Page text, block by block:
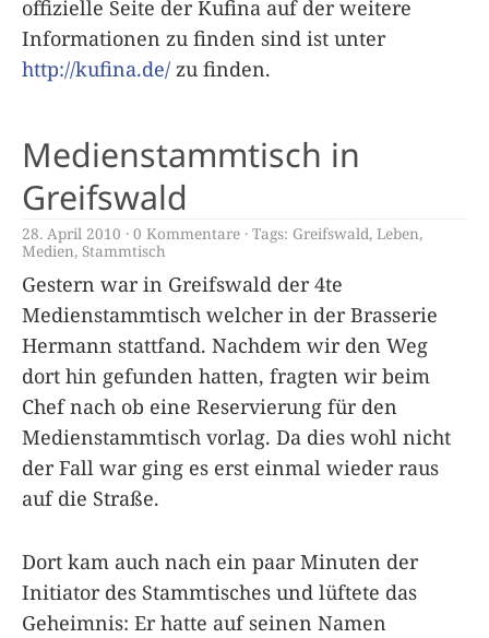
offizielle Seite der Kufina auf der weitere
Informationen zu finden sind ist unter
http://kufina.de/ zu finden.
Medienstammtisch in
Greifswald
28. April 2010 0 Kommentare Tags: Greifswald, Leben,
Medien, Stammtisch
Gestern war in Greifswald der 4te
Medienstammtisch welcher in der Brasserie
Hermann stattfand. Nachdem wir den Weg
dort hin gefunden hatten, fragten wir beim
Chef nach ob eine Reservierung für den
Medienstammtisch vorlag. Da dies wohl nicht
der Fall war ging es erst einmal wieder raus
auf die Straße.
Dort kam auch nach ein paar Minuten der
Initiator des Stammtisches und lüftete das
Geheimnis: Er hatte auf seinen Namen